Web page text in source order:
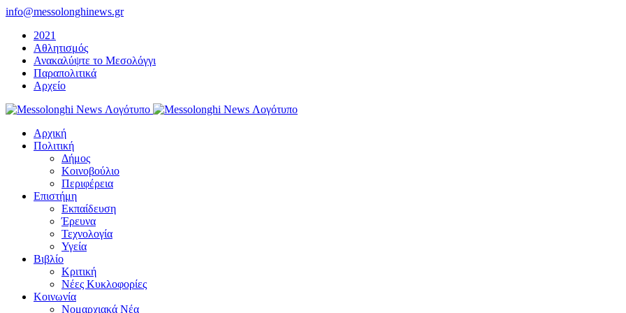
Μετάβαση
περιεχόμενο
info@messolonghinews.gr
2021
Αθλητισμός
Ανακαλύψτε το Μεσολόγγι
Παραπολιτικά
Αρχείο
Αρχική
Πολιτική
Δήμος
Κοινοβούλιο
Περιφέρεια
Επιστήμη
Εκπαίδευση
Έρευνα
Τεχνολογία
Υγεία
Βιβλίο
Κριτική
Νέες Κυκλοφορίες
Κοινωνία
Νομαρχιακά Νέα